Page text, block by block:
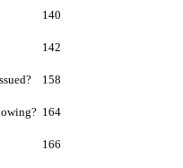
140
142
158
164
166